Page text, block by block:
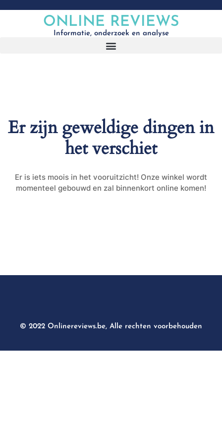
ONLINE REVIEWS
Informatie, onderzoek en analyse
Er zijn geweldige dingen in
het verschiet
Er is iets moois in het vooruitzicht! Onze winkel wordt
momenteel gebouwd en zal binnenkort online komen!
© 2022 Onlinereviews.be, Alle rechten voorbehouden